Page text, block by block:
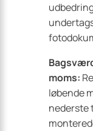
moms:
løbende
nederste